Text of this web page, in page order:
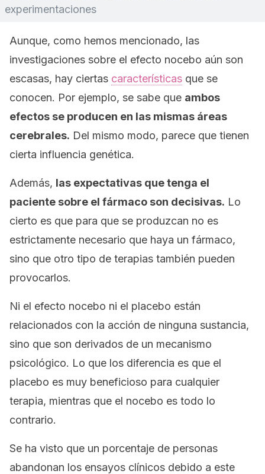
experimentaciones
Aunque, como hemos mencionado, las
investigaciones sobre el efecto nocebo aún son
escasas, hay ciertas características que se
conocen. Por ejemplo, se sabe que ambos
efectos se producen en las mismas áreas
cerebrales. Del mismo modo, parece que tienen
cierta influencia genética.
Además, las expectativas que tenga el
paciente sobre el fármaco son decisivas. Lo
cierto es que para que se produzcan no es
estrictamente necesario que haya un fármaco,
sino que otro tipo de terapias también pueden
provocarlos.
Ni el efecto nocebo ni el placebo están
relacionados con la acción de ninguna sustancia,
sino que son derivados de un mecanismo
psicológico. Lo que los diferencia es que el
placebo es muy beneficioso para cualquier
terapia, mientras que el nocebo es todo lo
contrario.
Se ha visto que un porcentaje de personas
abandonan los ensayos clínicos debido a este